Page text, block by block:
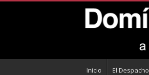
Inicio El Despacho